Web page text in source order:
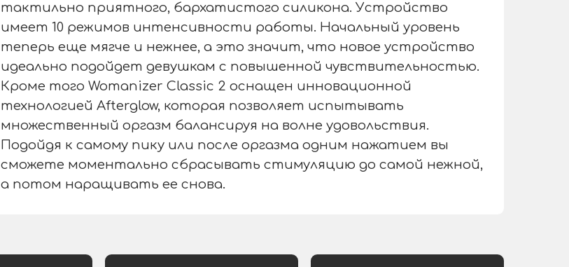
тактильно приятного, бархатистого силикона. Устройство
имеет 10 режимов интенсивности работы. Начальный уровень
теперь еще мягче и нежнее, а это значит, что новое устройство
идеально подойдет девушкам с повышенной чувствительностью.
Кроме того Womanizer Classic 2 оснащен инновационной
технологией Afterglow, которая позволяет испытывать
множественный оргазм балансируя на волне удовольствия.
Подойдя к самому пику или после оргазма одним нажатием вы
сможете моментально сбрасывать стимуляцию до самой нежной,
а потом наращивать ее снова.